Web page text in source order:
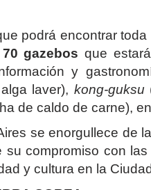
podrá encontrar
70 gazebos que
y
laver), kong-guksu
de caldo de carne),
se enorgullece de
su compromiso con
y cultura en la